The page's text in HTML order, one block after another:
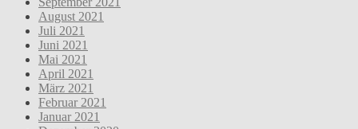
August 2021
Juli 2021
Juni 2021
Mai 2021
April 2021
März 2021
Februar 2021
Januar 2021